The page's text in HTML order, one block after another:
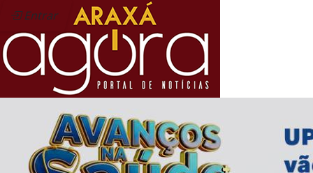
Entrar